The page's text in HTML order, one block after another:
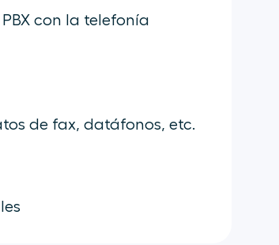
con la telefonía
de fax, datáfonos, etc.